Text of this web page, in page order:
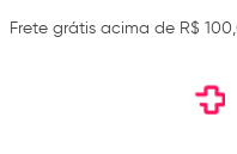
Frete grátis acima de R$